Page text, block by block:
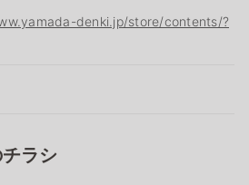
denki.jp/store/contents/?
ラシ